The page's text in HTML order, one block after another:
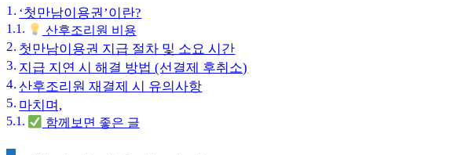
‘첫만남이용권’이란?
산후조리원 비용
첫만남이용권 지급 절차 및 소요 시간
지급 지연 시 해결 방법 (선결제 후취소)
산후조리원 재결제 시 유의사항
마치며,
함께보면 좋은 글